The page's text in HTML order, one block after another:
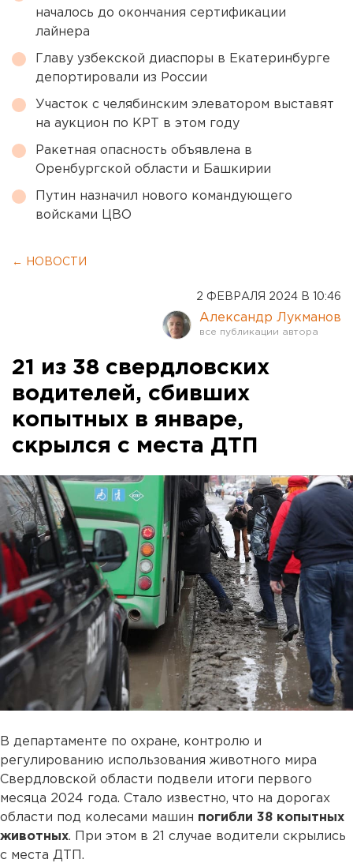
началось до окончания сертификации
лайнера
Главу узбекской диаспоры в Екатеринбурге
депортировали из России
Участок с челябинским элеватором выставят
на аукцион по КРТ в этом году
Ракетная опасность объявлена в
Оренбургской области и Башкирии
Путин назначил нового командующего
войсками ЦВО
← НОВОСТИ
2 ФЕВРАЛЯ 2024 В 10:46
Александр Лукманов
21 из 38 свердловских
водителей, сбивших
копытных в январе,
скрылся с места ДТП
В департаменте по охране, контролю и
регулированию использования животного мира
Свердловской области подвели итоги первого
месяца 2024 года. Стало известно, что на дорогах
области под колесами машин погибли 38 копытных
животных. При этом в 21 случае водители скрылись
с места ДТП.